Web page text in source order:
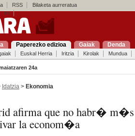
RSS
Bilaketa aurreratua
en
Paperezko edizioa Gaiak Denda
Euskal Herria Iritzia Kirolak Mundua
24a
Idatzia > Ekonomia
afirma que no habr� m�s
la econom�a